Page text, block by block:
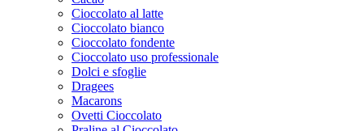
Cioccolato al latte
Cioccolato bianco
Cioccolato fondente
Cioccolato uso professionale
Dolci e sfoglie
Dragees
Macarons
Ovetti Cioccolato